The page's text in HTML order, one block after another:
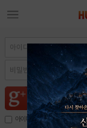
아이디, 이메일 저장